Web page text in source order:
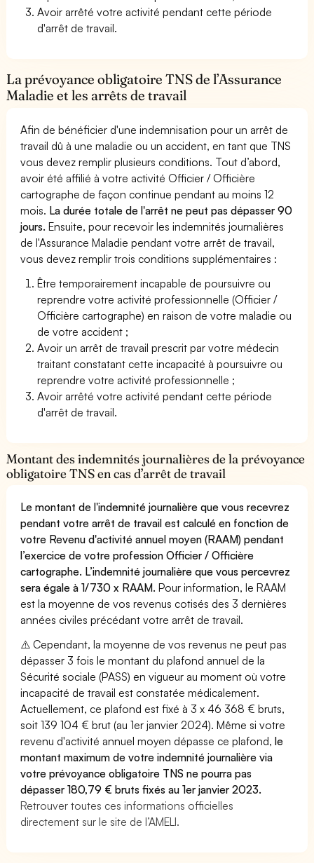
Avoir arrêté votre activité pendant cette période
d'arrêt de travail.
La prévoyance obligatoire TNS de l’Assurance
Maladie et les arrêts de travail
Afin de bénéficier d'une indemnisation pour un arrêt de
travail dû à une maladie ou un accident, en tant que TNS
vous devez remplir plusieurs conditions. Tout d’abord,
avoir été affilié à votre activité Officier / Officière
cartographe de façon continue pendant au moins 12
mois. La durée totale de l'arrêt ne peut pas dépasser 90
jours. Ensuite, pour recevoir les indemnités journalières
de l'Assurance Maladie pendant votre arrêt de travail,
vous devez remplir trois conditions supplémentaires :
Être temporairement incapable de poursuivre ou
reprendre votre activité professionnelle (Officier /
Officière cartographe) en raison de votre maladie ou
de votre accident ;
Avoir un arrêt de travail prescrit par votre médecin
traitant constatant cette incapacité à poursuivre ou
reprendre votre activité professionnelle ;
Avoir arrêté votre activité pendant cette période
d'arrêt de travail.
Montant des indemnités journalières de la prévoyance
obligatoire TNS en cas d’arrêt de travail
Le montant de l'indemnité journalière que vous recevrez
pendant votre arrêt de travail est calculé en fonction de
votre Revenu d'activité annuel moyen (RAAM) pendant
l’exercice de votre profession Officier / Officière
cartographe. L’indemnité journalière que vous percevrez
sera égale à 1/730 x RAAM. Pour information, le RAAM
est la moyenne de vos revenus cotisés des 3 dernières
années civiles précédant votre arrêt de travail.
⚠️ Cependant, la moyenne de vos revenus ne peut pas
dépasser 3 fois le montant du plafond annuel de la
Sécurité sociale (PASS) en vigueur au moment où votre
incapacité de travail est constatée médicalement.
Actuellement, ce plafond est fixé à 3 x 46 368 € bruts,
soit 139 104 € brut (au 1er janvier 2024). Même si votre
revenu d'activité annuel moyen dépasse ce plafond,le
montant maximum de votre indemnité journalière via
votre prévoyance obligatoire TNS ne pourra pas
dépasser 180,79 € bruts fixés au 1er janvier 2023.
Retrouver toutes ces informations officielles
directement sur le site de l’AMELI.